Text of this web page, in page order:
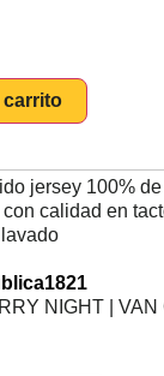
carrito
jersey 100%
calidad en
NIGHT |